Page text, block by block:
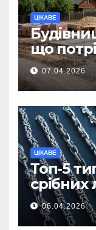
ЦІКАВЕ
що
першої
ділянку
07.04.2026
ЦІКАВЕ
Топ-5
срібних
06.04.2026